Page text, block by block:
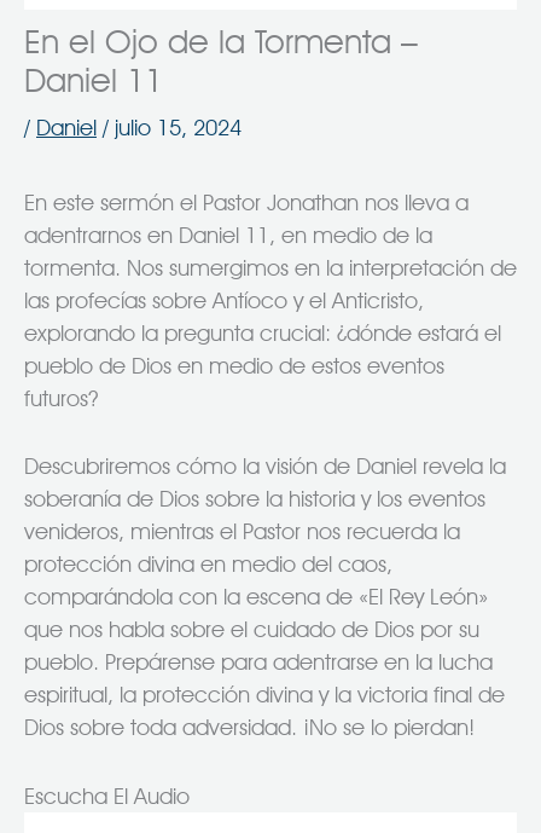
En el Ojo de la Tormenta –
Daniel 11
/ Daniel / julio 15, 2024
En este sermón el Pastor Jonathan nos lleva a
adentrarnos en Daniel 11, en medio de la
tormenta. Nos sumergimos en la interpretación de
las profecías sobre Antíoco y el Anticristo,
explorando la pregunta crucial: ¿dónde estará el
pueblo de Dios en medio de estos eventos
futuros?
Descubriremos cómo la visión de Daniel revela la
soberanía de Dios sobre la historia y los eventos
venideros, mientras el Pastor nos recuerda la
protección divina en medio del caos,
comparándola con la escena de «El Rey León»
que nos habla sobre el cuidado de Dios por su
pueblo. Prepárense para adentrarse en la lucha
espiritual, la protección divina y la victoria final de
Dios sobre toda adversidad. ¡No se lo pierdan!
Escucha El Audio